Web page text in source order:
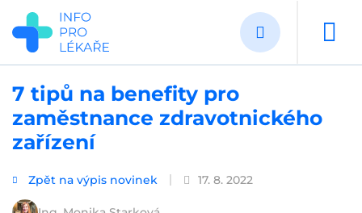
Přejít
hlavnímu
obsahu
7 tipů na benefity pro
zaměstnance zdravotnického
zařízení
Zpět na výpis novinek 17. 8. 2022